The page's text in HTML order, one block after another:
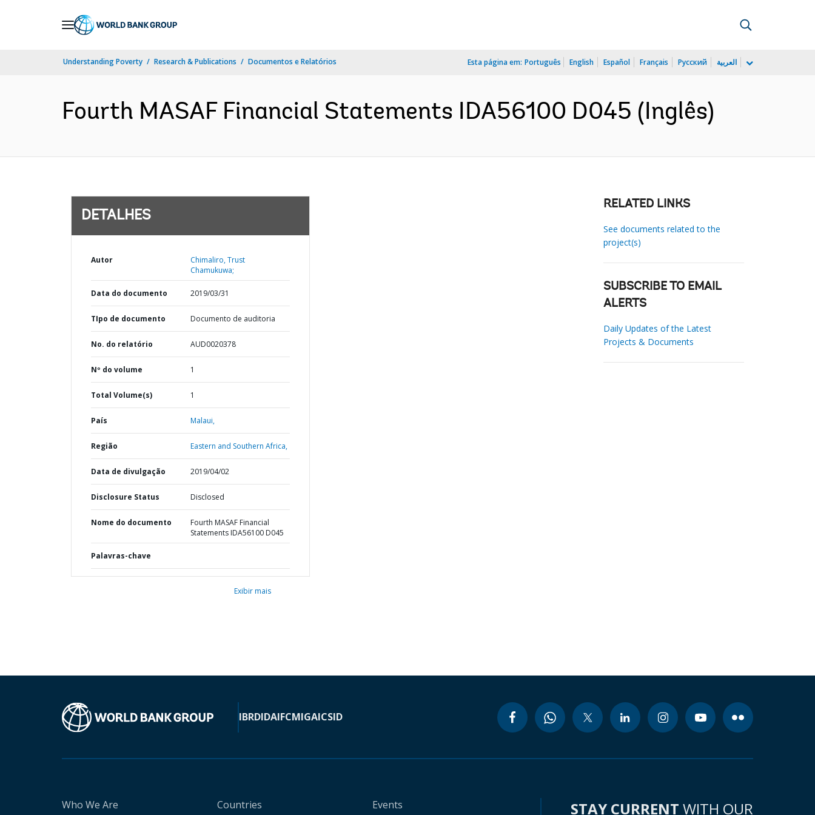
Understanding Poverty Research & Publications Documentos e Relatórios Esta página em: Português English Español Français Русский العربية
Fourth MASAF Financial Statements IDA56100 D045 (Inglês)
DETALHES
Autor
Chimaliro, Trust
Chamukuwa;
Data do documento 2019/03/31
TIpo de documento Documento de auditoria
No. do relatório AUD0020378
Nº do volume 1
Total Volume(s) 1
País Malaui,
Região Eastern and Southern Africa,
Data de divulgação 2019/04/02
Disclosure Status Disclosed
Nome do documento
Fourth MASAF Financial
Statements IDA56100 D045
Palavras-chave
Exibir mais
RELATED LINKS
See documents related to the
project(s)
SUBSCRIBE TO EMAIL
ALERTS
Daily Updates of the Latest
Projects & Documents
IBRDIDAIFCMIGAICSID
Who We Are Countries Events STAY CURRENT WITH OUR